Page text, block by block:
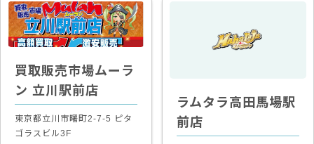
買取販売市場ムーラ
ン 立川駅前店
東京都立川市曙町2-7-5 ピタ
ゴラスビル3F
ラムタラ高田馬場駅
前店